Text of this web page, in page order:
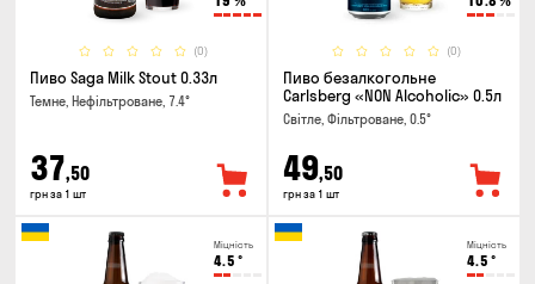
(0)
Пиво Saga Milk Stout 0.33л
Темне, Нефільтроване, 7.4°
37,50
грн за 1 шт
(0)
Пиво безалкогольне
Carlsberg «NON Alcoholic» 0.5л
Світле, Фільтроване, 0.5°
49,50
грн за 1 шт
Міцність
4.5 °
Міцність
4.5 °